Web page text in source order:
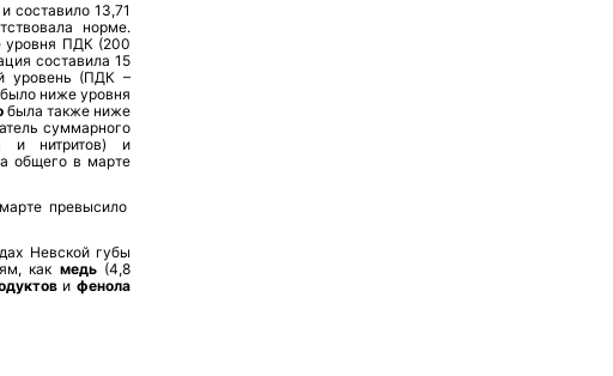
составило 13,71
норме.
уровня ПДК (200
составила 15
уровень (ПДК –
было ниже уровня
была также ниже
суммарного
и нитритов) и
общего в марте
превысило
Невской губы
как медь (4,8
ифенола